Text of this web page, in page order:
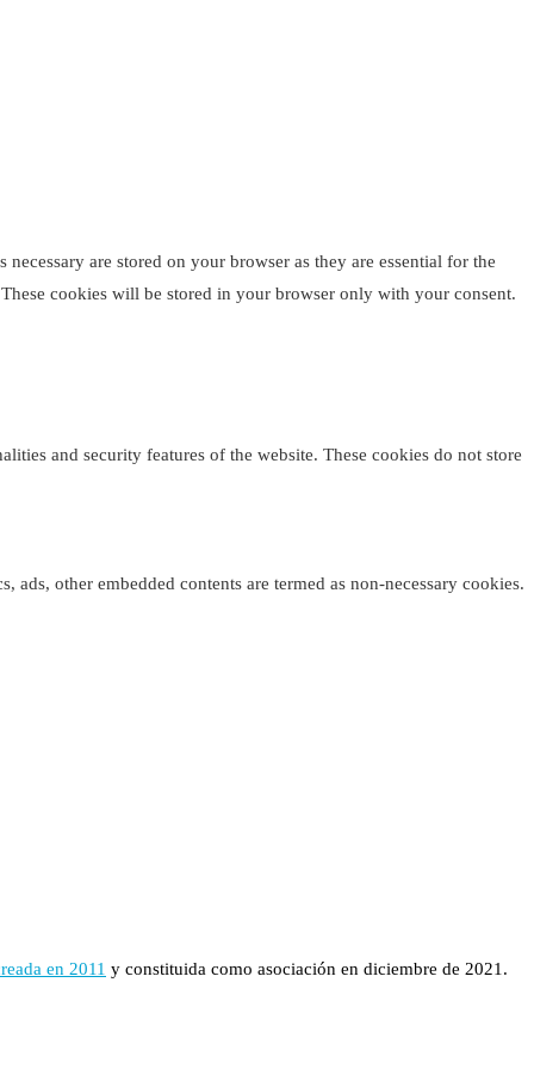
are stored on your browser as they are essential for the
cookies will be stored in your browser only with your consent.
and security features of the website. These cookies do not store
other embedded contents are termed as non-necessary cookies.
en 2011 y constituida como asociación en diciembre de 2021.